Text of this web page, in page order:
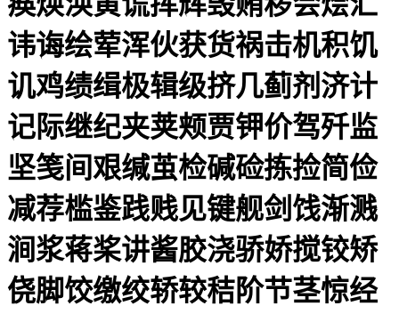
讳诲绘荤浑伙获货祸击机积饥
讥鸡绩缉极辑级挤几蓟剂济计
记际继纪夹荚颊贾钾价驾歼监
坚笺间艰缄茧检碱硷拣捡简俭
减荐槛鉴践贱见键舰剑饯渐溅
涧浆蒋桨讲酱胶浇骄娇搅铰矫
侥脚饺缴绞轿较秸阶节茎惊经